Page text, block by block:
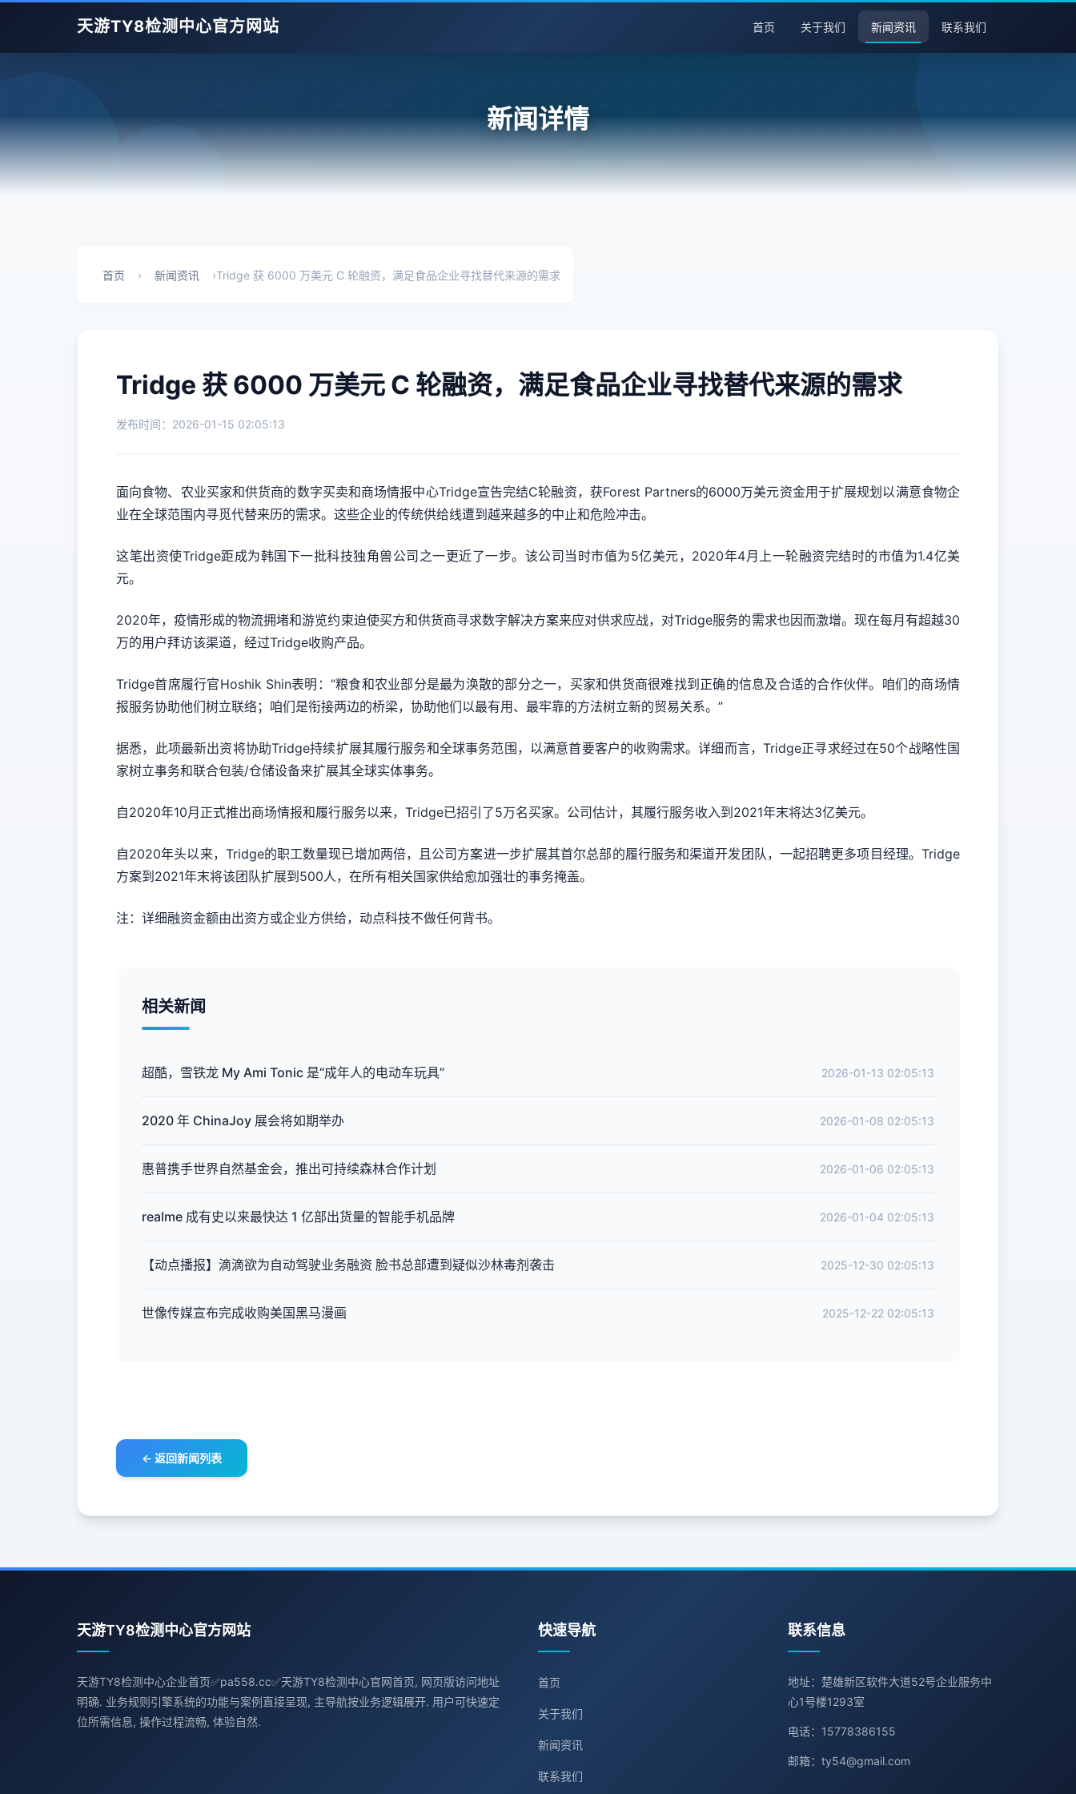
天游TY8检测中心官方网站 首页 关于我们 新闻资讯 联系我们
新闻详情
首页 › 新闻资讯 ›Tridge 获 6000 万美元 C 轮融资，满足食品企业寻找替代来源的需求
Tridge 获 6000 万美元 C 轮融资，满足食品企业寻找替代来源的需求
发布时间：2026-01-15 02:05:13
面向食物、农业买家和供货商的数字买卖和商场情报中心Tridge宣告完结C轮融资，获Forest Partners的6000万美元资金用于扩展规划以满意食物企
业在全球范围内寻觅代替来历的需求。这些企业的传统供给线遭到越来越多的中止和危险冲击。
这笔出资使Tridge距成为韩国下一批科技独角兽公司之一更近了一步。该公司当时市值为5亿美元，2020年4月上一轮融资完结时的市值为1.4亿美
元。
2020年，疫情形成的物流拥堵和游览约束迫使买方和供货商寻求数字解决方案来应对供求应战，对Tridge服务的需求也因而激增。现在每月有超越30
万的用户拜访该渠道，经过Tridge收购产品。
Tridge首席履行官Hoshik Shin表明：“粮食和农业部分是最为涣散的部分之一，买家和供货商很难找到正确的信息及合适的合作伙伴。咱们的商场情
报服务协助他们树立联络；咱们是衔接两边的桥梁，协助他们以最有用、最牢靠的方法树立新的贸易关系。”
据悉，此项最新出资将协助Tridge持续扩展其履行服务和全球事务范围，以满意首要客户的收购需求。详细而言，Tridge正寻求经过在50个战略性国
家树立事务和联合包装/仓储设备来扩展其全球实体事务。
自2020年10月正式推出商场情报和履行服务以来，Tridge已招引了5万名买家。公司估计，其履行服务收入到2021年末将达3亿美元。
自2020年头以来，Tridge的职工数量现已增加两倍，且公司方案进一步扩展其首尔总部的履行服务和渠道开发团队，一起招聘更多项目经理。Tridge
方案到2021年末将该团队扩展到500人，在所有相关国家供给愈加强壮的事务掩盖。
注：详细融资金额由出资方或企业方供给，动点科技不做任何背书。
相关新闻
超酷，雪铁龙 My Ami Tonic 是“成年人的电动车玩具” 2026-01-13 02:05:13
2020 年 ChinaJoy 展会将如期举办 2026-01-08 02:05:13
惠普携手世界自然基金会，推出可持续森林合作计划 2026-01-06 02:05:13
realme 成有史以来最快达 1 亿部出货量的智能手机品牌 2026-01-04 02:05:13
【动点播报】滴滴欲为自动驾驶业务融资 脸书总部遭到疑似沙林毒剂袭击 2025-12-30 02:05:13
世像传媒宣布完成收购美国黑马漫画 2025-12-22 02:05:13
← 返回新闻列表
天游TY8检测中心官方网站
天游TY8检测中心企业首页✅pa558.cc✅天游TY8检测中心官网首页, 网页版访问地址
明确. 业务规则引擎系统的功能与案例直接呈现, 主导航按业务逻辑展开. 用户可快速定
位所需信息, 操作过程流畅, 体验自然.
快速导航
首页
关于我们
新闻资讯
联系我们
联系信息
地址：楚雄新区软件大道52号企业服务中
心1号楼1293室
电话：15778386155
邮箱：ty54@gmail.com